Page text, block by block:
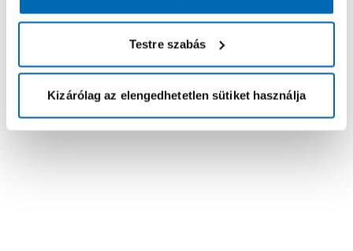
Testre szabás
Kizárólag az elengedhetetlen sütiket használja